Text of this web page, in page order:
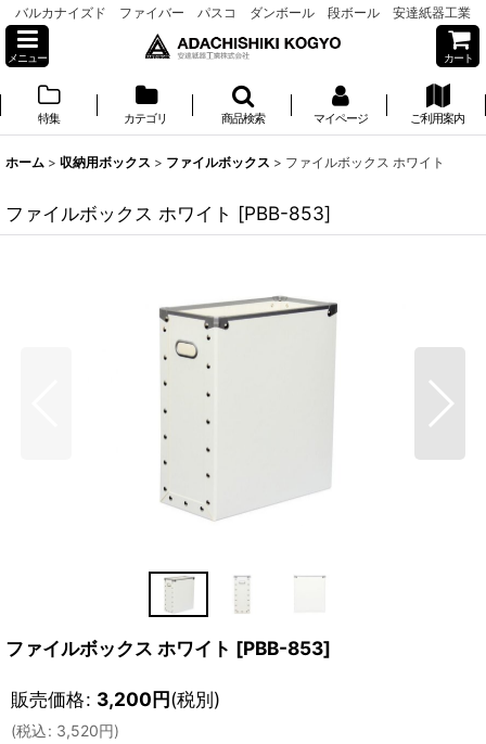
バルカナイズド ファイバー パスコ ダンボール 段ボール 安達紙器工業
メニュー カート
特集 カテゴリ 商品検索 マイページ ご利用案内
ホーム > 収納用ボックス > ファイルボックス > ファイルボックス ホワイト
ファイルボックス ホワイト [PBB-853]
ファイルボックス ホワイト [PBB-853]
販売価格: 3,200円(税別)
(税込: 3,520円)